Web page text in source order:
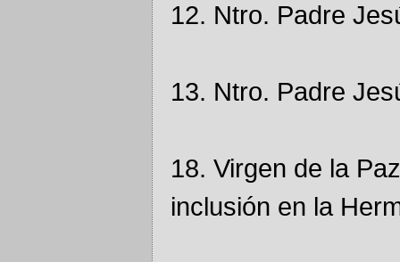
12. Ntro. Padre
13. Ntro. Padre
18. Virgen de la
inclusión en la